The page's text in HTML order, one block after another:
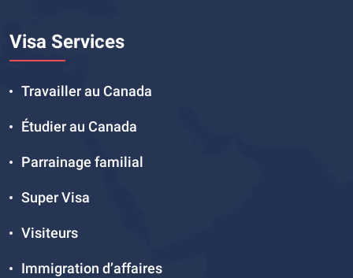
Visa Services
Travailler au Canada
Étudier au Canada
Parrainage familial
Super Visa
Visiteurs
Immigration d’affaires